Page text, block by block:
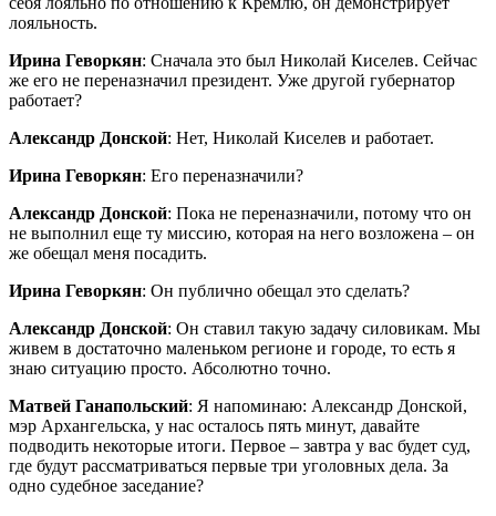
лояльность.
Ирина Геворкян: Сначала это был Николай Киселев. Сейчас
же его не переназначил президент. Уже другой губернатор
работает?
Александр Донской: Нет, Николай Киселев и работает.
Ирина Геворкян: Его переназначили?
Александр Донской: Пока не переназначили, потому что он
не выполнил еще ту миссию, которая на него возложена – он
же обещал меня посадить.
Ирина Геворкян: Он публично обещал это сделать?
Александр Донской: Он ставил такую задачу силовикам. Мы
живем в достаточно маленьком регионе и городе, то есть я
знаю ситуацию просто. Абсолютно точно.
Матвей Ганапольский: Я напоминаю: Александр Донской,
мэр Архангельска, у нас осталось пять минут, давайте
подводить некоторые итоги. Первое – завтра у вас будет суд,
где будут рассматриваться первые три уголовных дела. За
одно судебное заседание?